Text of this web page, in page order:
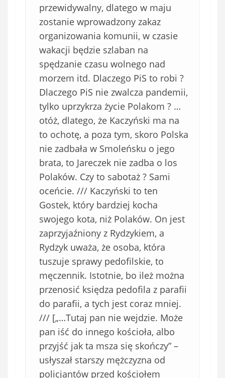
przewidywalny, dlatego w maju
zostanie wprowadzony zakaz
organizowania komunii, w czasie
wakacji będzie szlaban na
spędzanie czasu wolnego nad
morzem itd. Dlaczego PiS to robi ?
Dlaczego PiS nie zwalcza pandemii,
tylko uprzykrza życie Polakom ? …
otóż, dlatego, że Kaczyński ma na
to ochotę, a poza tym, skoro Polska
nie zadbała w Smoleńsku o jego
brata, to Jareczek nie zadba o los
Polaków. Czy to sabotaż ? Sami
oceńcie. /// Kaczyński to ten
Gostek, który bardziej kocha
swojego kota, niż Polaków. On jest
zaprzyjaźniony z Rydzykiem, a
Rydzyk uważa, że osoba, która
tuszuje sprawy pedofilskie, to
męczennik. Istotnie, bo ileż można
przenosić księdza pedofila z parafii
do parafii, a tych jest coraz mniej.
/// [„…Tutaj pan nie wejdzie. Może
pan iść do innego kościoła, albo
przyjść jak ta msza się skończy” –
usłyszał starszy mężczyzna od
policjantów przed kościołem